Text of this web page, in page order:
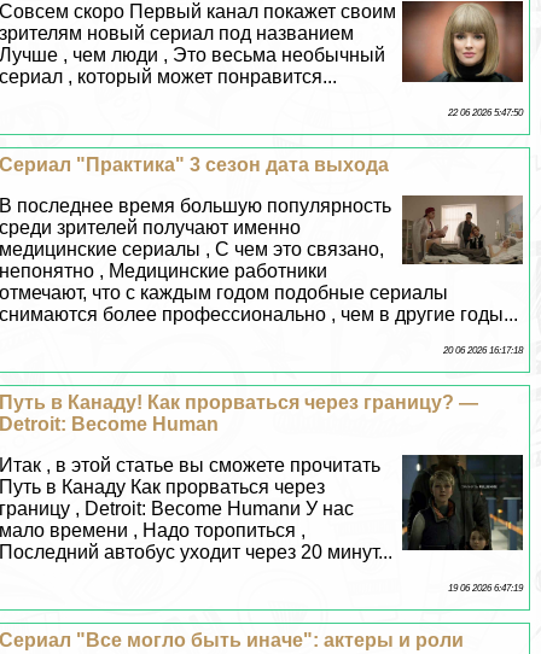
Совсем скоро Первый канал покажет своим
зрителям новый сериал под названием
Лучше , чем люди , Это весьма необычный
сериал , который может понравится...
22 06 2026 5:47:50
Сериал "Пpaктика" 3 сезон дата выхода
В последнее время большую популярность
среди зрителей получают именно
медицинские сериалы , С чем это связано,
непонятно , Медицинские работники
отмечают, что с каждым годом подобные сериалы
снимаются более профессионально , чем в другие годы...
20 06 2026 16:17:18
Путь в Канаду! Как прорваться через границу? —
Detroit: Become Human
Итак , в этой статье вы сможете прочитать
Путь в Канаду Как прорваться через
границу , Detroit: Become Humanи У нас
мало времени , Надо торопиться ,
Последний автобус уходит через 20 минут...
19 06 2026 6:47:19
Сериал "Все могло быть иначе": актеры и роли